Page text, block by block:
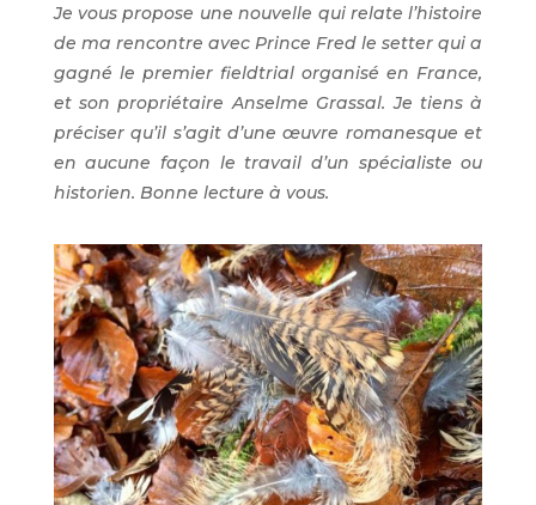
Je vous propose une nouvelle qui relate l’histoire
de ma rencontre avec Prince Fred le setter qui a
gagné le premier fieldtrial organisé en France,
et son propriétaire Anselme Grassal. Je tiens à
préciser qu’il s’agit d’une œuvre romanesque et
en aucune façon le travail d’un spécialiste ou
historien. Bonne lecture à vous.